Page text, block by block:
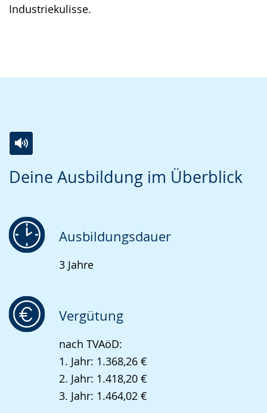
Industriekulisse.
Deine Ausbildung im Überblick
Leichten
wechseln.
Audio-
Video
Deutscher
Gebärdensprache
wird
Ausbildungsdauer
3 Jahre
Vergütung
nach TVAöD:
1. Jahr: 1.368,26 €
2. Jahr: 1.418,20 €
3. Jahr: 1.464,02 €